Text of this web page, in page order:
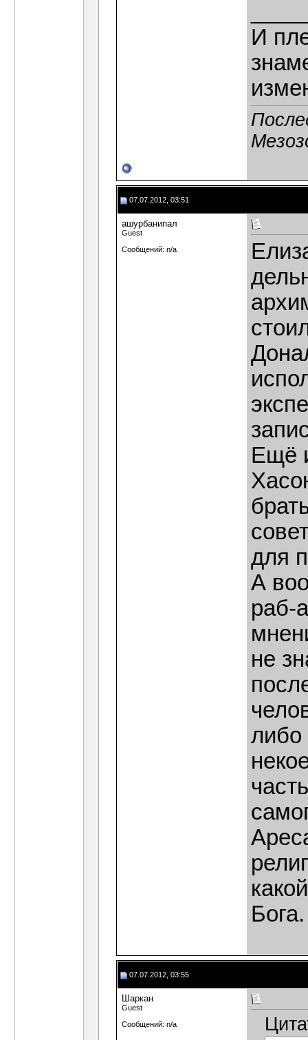
И
07.07.2012, 03:51
ашурбанипал
Guest
Сообщений: n/a
Ещё
для
А
раб-
не
либо
Бога.
07.07.2012, 03:55
Шаркан
Guest
Сообщений: n/a